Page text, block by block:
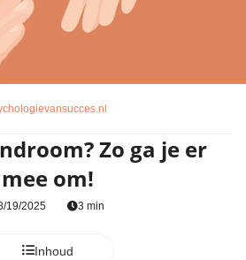
Zo ga je er
mee om!
19/2025 3 min
Inhoud